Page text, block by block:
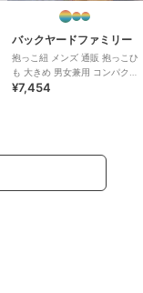
バックヤードファミリー
抱っこ紐 メンズ 通販 抱っこひ
も 大きめ 男女兼用 コンパクト
折りたたみ 洗える papakos
¥7,454